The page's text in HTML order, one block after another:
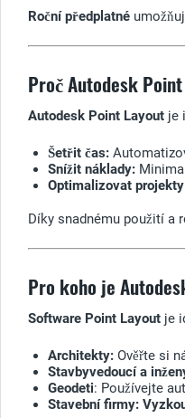
Roční předplatné
Proč Autodesk
Autodesk Point Layout je
Šetřit čas:
Snížit náklady:
Optimalizovat
Díky snadnému použití a
Pro koho je
Software Point Layout je
Architekty: Ověřte si
Stavbyvedoucí a
Geodeti: Používejte
Stavební firmy: